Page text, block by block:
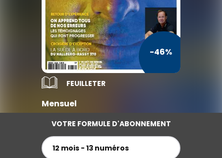
TV / Vie Pratique
Presse Professionnelle
Je l'éloigne des écrans
-46%
FEUILLETER
Mensuel
VOTRE FORMULE D'ABONNEMENT
12 mois - 13 numéros